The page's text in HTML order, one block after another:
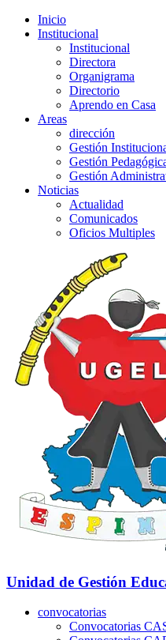
Inicio
Institucional
Institucional
Directora
Organigrama
Directorio
Aprendo en Casa
Areas
dirección
Gestión
Gestión
Gestión
Noticias
Actualidad
Comunicados
Oficios Multiples
Unidad de Gestión
convocatorias
Convocatorias